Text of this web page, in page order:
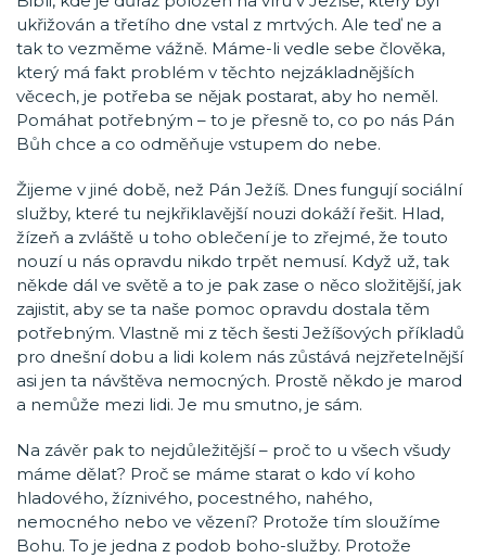
ukřižován a třetího dne vstal z mrtvých. Ale teď ne a
tak to vezměme vážně. Máme-li vedle sebe člověka,
který má fakt problém v těchto nejzákladnějších
věcech, je potřeba se nějak postarat, aby ho neměl.
Pomáhat potřebným – to je přesně to, co po nás Pán
Bůh chce a co odměňuje vstupem do nebe.
Žijeme v jiné době, než Pán Ježíš. Dnes fungují sociální
služby, které tu nejkřiklavější nouzi dokáží řešit. Hlad,
žízeň a zvláště u toho oblečení je to zřejmé, že touto
nouzí u nás opravdu nikdo trpět nemusí. Když už, tak
někde dál ve světě a to je pak zase o něco složitější, jak
zajistit, aby se ta naše pomoc opravdu dostala těm
potřebným. Vlastně mi z těch šesti Ježíšových příkladů
pro dnešní dobu a lidi kolem nás zůstává nejzřetelnější
asi jen ta návštěva nemocných. Prostě někdo je marod
a nemůže mezi lidi. Je mu smutno, je sám.
Na závěr pak to nejdůležitější – proč to u všech všudy
máme dělat? Proč se máme starat o kdo ví koho
hladového, žíznivého, pocestného, nahého,
nemocného nebo ve vězení? Protože tím sloužíme
Bohu. To je jedna z podob boho-služby. Protože